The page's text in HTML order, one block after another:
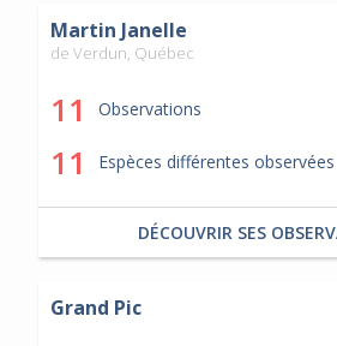
Martin Janelle
de Verdun, Québec
11 Observations
11 Espèces différentes observées
DÉCOUVRIR SES
Grand Pic